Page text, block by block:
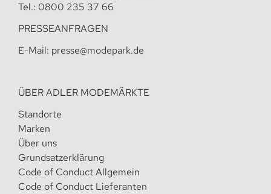
Tel.: 0800 235 37 66
PRESSEANFRAGEN
E-Mail: presse@modepark.de
ÜBER ADLER MODEMÄRKTE
Standorte
Marken
Über uns
Grundsatzerklärung
Code of Conduct Allgemein
Code of Conduct Lieferanten